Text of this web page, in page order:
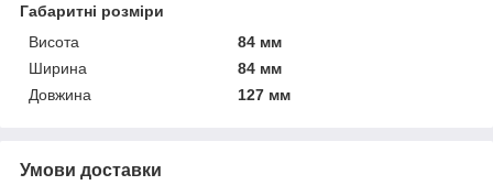
Габаритні розміри
Висота
84 мм
Ширина
84 мм
Довжина
127 мм
Умови доставки